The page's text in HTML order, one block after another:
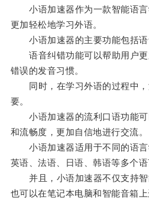
小语加速器作为一款智能语言
更加轻松地学习外语。
小语加速器的主要功能包括语
语音纠错功能可以帮助用户更
错误的发音习惯。
同时，在学习外语的过程中，
要。
小语加速器的流利口语功能可
和流畅度，更加自信地进行交流。
小语加速器适用于不同的语言
英语、法语、日语、韩语等多个语
并且，小语加速器不仅支持智
也可以在笔记本电脑和智能音箱